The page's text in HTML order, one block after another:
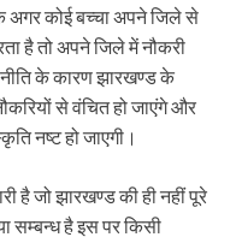
अगर कोई बच्चा अपने जिले से
है तो अपने जिले में नौकरी
नीति के कारण झारखण्ड के
से वंचित हो जाएंगे और
नष्ट हो जाएगी।
है जो झारखण्ड की ही नहीं पूरे
सम्बन्ध है इस पर किसी